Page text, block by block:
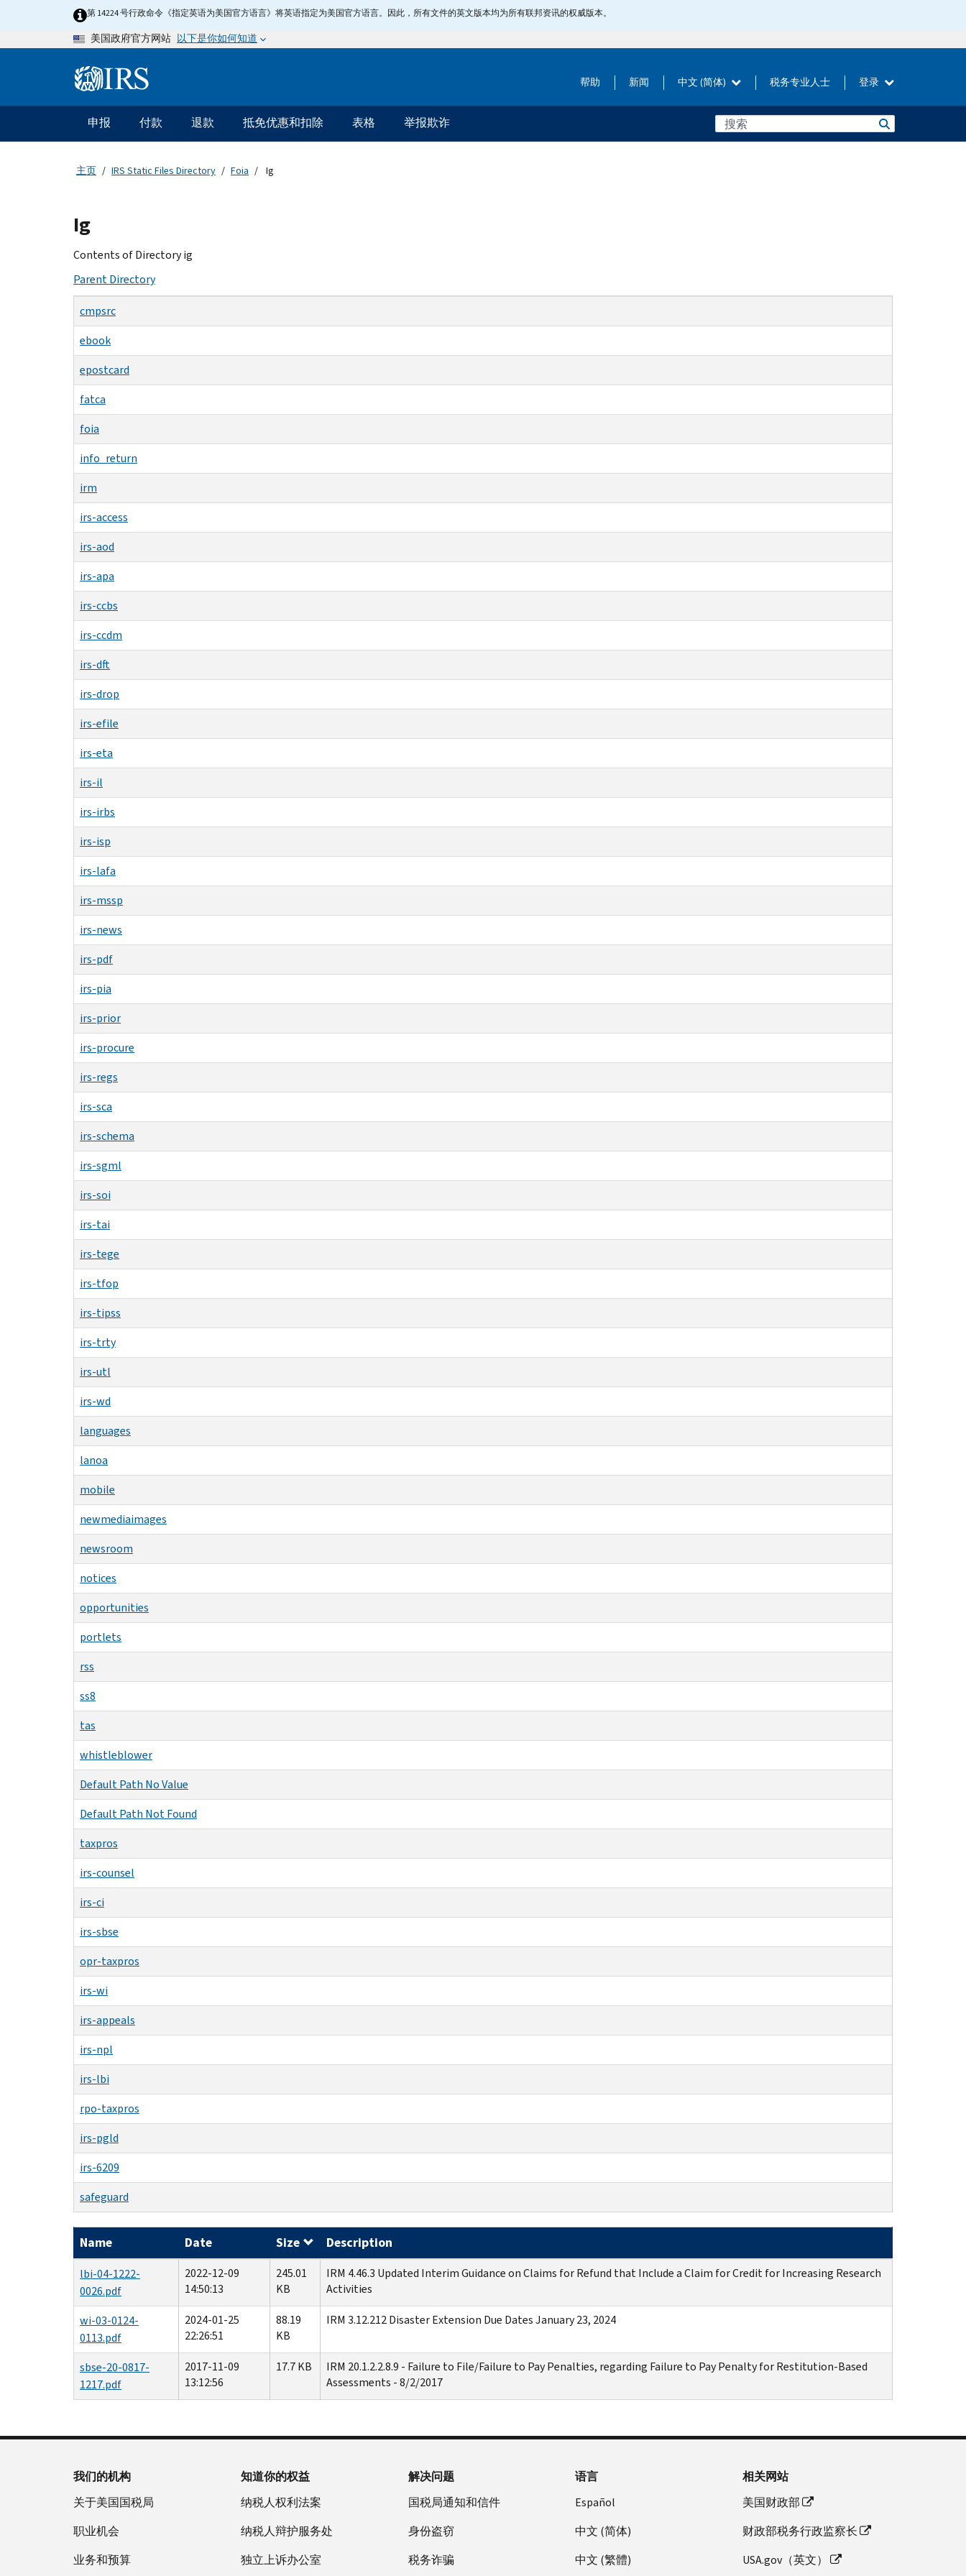
第 14224 号行政命令《指定英语为美国官方语言》将英语指定为美国官方语言。因此，所有文件的英文版本均为所有联邦资讯的权威版本。
美国政府官方网站 以下是你如何知道
Information 帮助 新闻 中文 (简体) 税务专业人士 登录
主
要
导
申报 付款 退款 抵免优惠和扣除 表格 举报欺诈
主页 IRS Static Files Directory Foia Ig
Beginning
of
main
Ig
Contents of Directory ig
Parent Directory
cmpsrc
ebook
epostcard
fatca
foia
info_return
irm
irs-access
irs-aod
irs-apa
irs-ccbs
irs-ccdm
irs-dft
irs-drop
irs-efile
irs-eta
irs-il
irs-irbs
irs-isp
irs-lafa
irs-mssp
irs-news
irs-pdf
irs-pia
irs-prior
irs-procure
irs-regs
irs-sca
irs-schema
irs-sgml
irs-soi
irs-tai
irs-tege
irs-tfop
irs-tipss
irs-trty
irs-utl
irs-wd
languages
lanoa
mobile
newmediaimages
newsroom
notices
opportunities
portlets
rss
ss8
tas
whistleblower
Default Path No Value
Default Path Not Found
taxpros
irs-counsel
irs-ci
irs-sbse
opr-taxpros
irs-wi
irs-appeals
irs-npl
irs-lbi
rpo-taxpros
irs-pgld
irs-6209
safeguard
Name Date Size Description
lbi-04-1222-
0026.pdf
2022-12-09
14:50:13
245.01
KB
IRM 4.46.3 Updated Interim Guidance on Claims for Refund that Include a Claim for Credit for Increasing Research
Activities
wi-03-0124-
0113.pdf
2024-01-25
22:26:51
88.19
KB
IRM 3.12.212 Disaster Extension Due Dates January 23, 2024
sbse-20-0817-
1217.pdf
2017-11-09
13:12:56
17.7 KB
IRM 20.1.2.2.8.9 - Failure to File/Failure to Pay Penalties, regarding Failure to Pay Penalty for Restitution-Based
Assessments - 8/2/2017
我们的机构
关于美国国税局
职业机会
业务和预算
知道你的权益
纳税人权利法案
纳税人辩护服务处
独立上诉办公室
解决问题
国税局通知和信件
身份盗窃
税务诈骗
语言
Español
中文 (简体)
中文 (繁體)
相关网站
美国财政部
财政部税务行政监察长
USA.gov（英文）